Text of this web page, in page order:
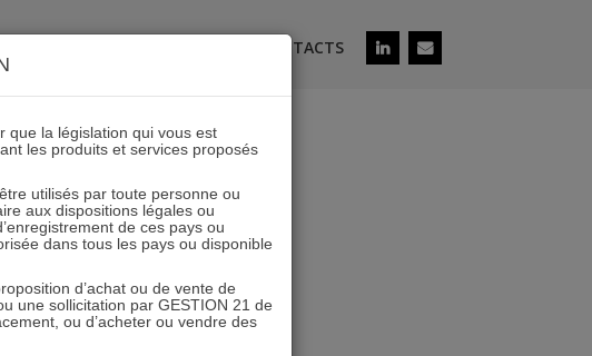
CONTACTS
que la législation qui vous est
les produits et services proposés
utilisés par toute personne ou
aux dispositions légales ou
de ces pays ou
dans tous les pays ou disponible
d’achat ou de vente de
une sollicitation par GESTION 21 de
ou d’acheter ou vendre des